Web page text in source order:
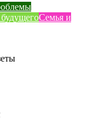
Семья и